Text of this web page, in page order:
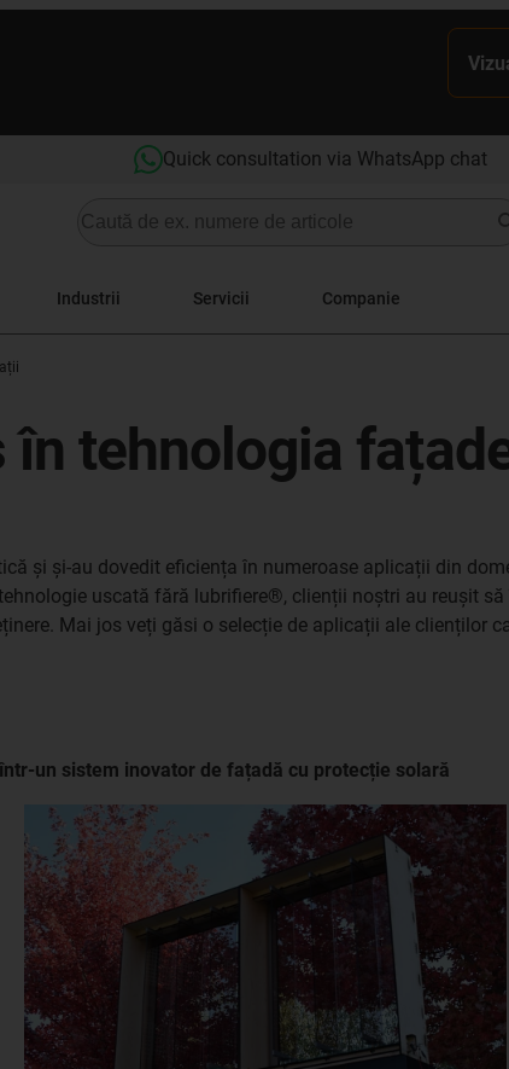
Quick consultation via WhatsApp chat
Industrii Servicii Companie
în tehnologia
și și-au dovedit eficiența în numeroase aplicații din
uscată fără lubrifiere®, clienții noștri au reușit
Mai jos veți găsi o selecție de aplicații ale clienților
un sistem inovator de fațadă cu protecție solară